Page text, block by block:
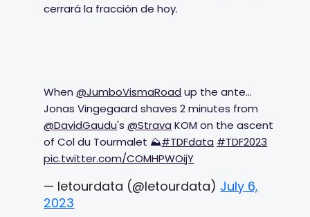
cerrará la fracción de hoy.
When@JumboVismaRoad up the ante...
Jonas Vingegaard shaves 2 minutes from
@DavidGaudu's@Strava KOM on the ascent
of Col du Tourmalet ⛰️#TDFdata #TDF2023
pic.twitter.com/COMHPWOijY
— letourdata (@letourdata) July 6,
2023